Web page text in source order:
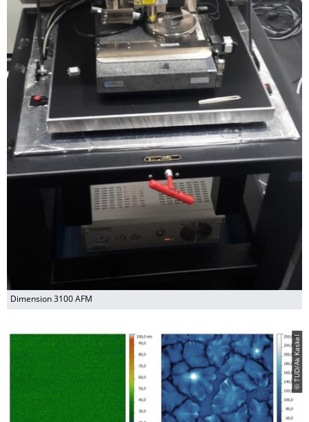
Dimension 3100 AFM
© TUD/Ak Kaskel